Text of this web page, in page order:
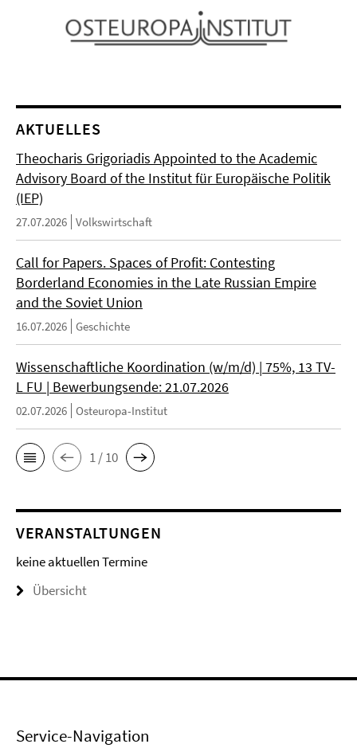
AKTUELLES
Theocharis Grigoriadis Appointed to the Academic
Advisory Board of the Institut für Europäische Politik
(IEP)
27.07.2026 Volkswirtschaft
Call for Papers. Spaces of Profit: Contesting
Borderland Economies in the Late Russian Empire
and the Soviet Union
16.07.2026 Geschichte
Wissenschaftliche Koordination (w/m/d) | 75%, 13 TV-
L FU | Bewerbungsende: 21.07.2026
02.07.2026 Osteuropa-Institut
1 / 10
VERANSTALTUNGEN
keine aktuellen Termine
Übersicht
Service-Navigation